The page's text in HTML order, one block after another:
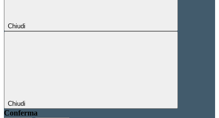
Chiudi
Chiudi
Conferma